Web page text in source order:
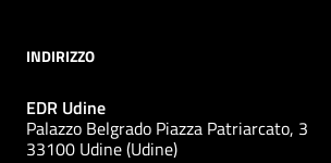
INDIRIZZO
EDR Udine
Palazzo Belgrado Piazza Patriarcato, 3
33100 Udine (Udine)